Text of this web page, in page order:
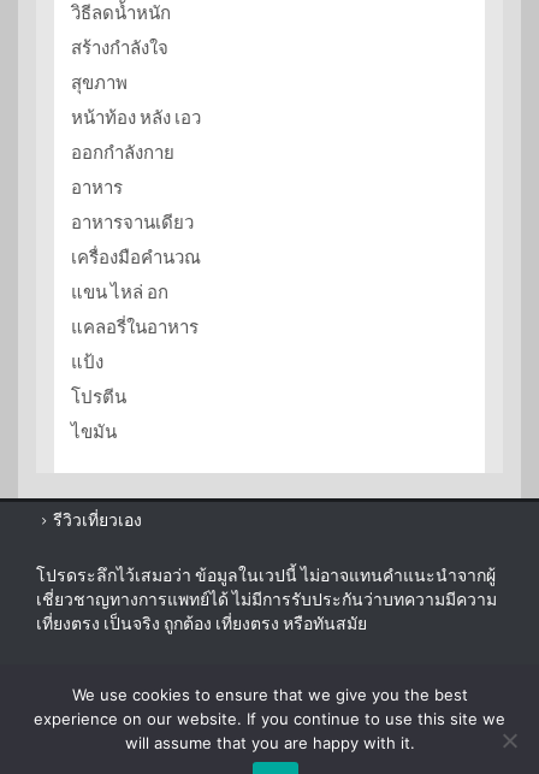
วิธีลดน้ำหนัก
สร้างกำลังใจ
สุขภาพ
หน้าท้อง หลัง เอว
ออกกำลังกาย
อาหาร
อาหารจานเดียว
เครื่องมือคำนวณ
แขน ไหล่ อก
แคลอรี่ในอาหาร
แป้ง
โปรตีน
ไขมัน
รีวิวเที่ยวเอง
โปรดระลึกไว้เสมอว่า ข้อมูลในเวปนี้ ไม่อาจแทนคำแนะนำจากผู้
เชี่ยวชาญทางการแพทย์ได้ ไม่มีการรับประกันว่าบทความมีความ
เที่ยงตรง เป็นจริง ถูกต้อง เที่ยงตรง หรือทันสมัย
disclaimer
We use cookies to ensure that we give you the best
experience on our website. If you continue to use this site we
will assume that you are happy with it.